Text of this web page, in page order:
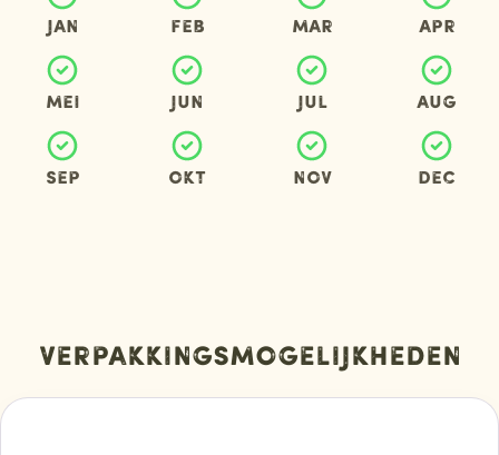
Jan Feb Mar Apr
Mei Jun Jul Aug
Sep Okt Nov Dec
Verpakkingsmogelijkheden